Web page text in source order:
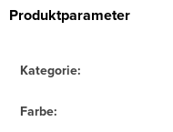
Produktparameter
Kategorie:
Farbe: